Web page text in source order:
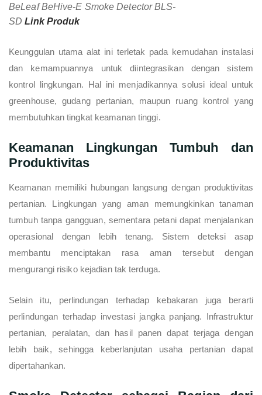
BeLeaf BeHive-E Smoke Detector BLS-
SDLink Produk
Keunggulan utama alat ini terletak pada kemudahan instalasi
dan kemampuannya untuk diintegrasikan dengan sistem
kontrol lingkungan. Hal ini menjadikannya solusi ideal untuk
greenhouse, gudang pertanian, maupun ruang kontrol yang
membutuhkan tingkat keamanan tinggi.
Keamanan Lingkungan Tumbuh dan
Produktivitas
Keamanan memiliki hubungan langsung dengan produktivitas
pertanian. Lingkungan yang aman memungkinkan tanaman
tumbuh tanpa gangguan, sementara petani dapat menjalankan
operasional dengan lebih tenang. Sistem deteksi asap
membantu menciptakan rasa aman tersebut dengan
mengurangi risiko kejadian tak terduga.
Selain itu, perlindungan terhadap kebakaran juga berarti
perlindungan terhadap investasi jangka panjang. Infrastruktur
pertanian, peralatan, dan hasil panen dapat terjaga dengan
lebih baik, sehingga keberlanjutan usaha pertanian dapat
dipertahankan.